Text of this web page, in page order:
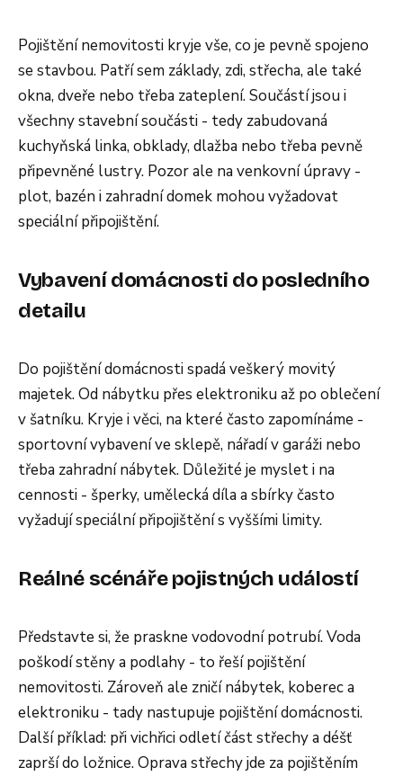
Pojištění nemovitosti kryje vše, co je pevně spojeno
se stavbou. Patří sem základy, zdi, střecha, ale také
okna, dveře nebo třeba zateplení. Součástí jsou i
všechny stavební součásti - tedy zabudovaná
kuchyňská linka, obklady, dlažba nebo třeba pevně
připevněné lustry. Pozor ale na venkovní úpravy -
plot, bazén i zahradní domek mohou vyžadovat
speciální připojištění.
Vybavení domácnosti do posledního
detailu
Do pojištění domácnosti spadá veškerý movitý
majetek. Od nábytku přes elektroniku až po oblečení
v šatníku. Kryje i věci, na které často zapomínáme -
sportovní vybavení ve sklepě, nářadí v garáži nebo
třeba zahradní nábytek. Důležité je myslet i na
cennosti - šperky, umělecká díla a sbírky často
vyžadují speciální připojištění s vyššími limity.
Reálné scénáře pojistných událostí
Představte si, že praskne vodovodní potrubí. Voda
poškodí stěny a podlahy - to řeší pojištění
nemovitosti. Zároveň ale zničí nábytek, koberec a
elektroniku - tady nastupuje pojištění domácnosti.
Další příklad: při vichřici odletí část střechy a déšť
zaprší do ložnice. Oprava střechy jde za pojištěním